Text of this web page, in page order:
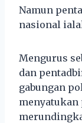
Namun
nasional
Mengurus
dan
gabungan
menyatukan